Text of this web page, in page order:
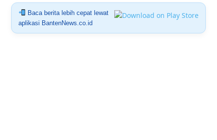
Baca berita lebih cepat lewat
aplikasi BantenNews.co.id